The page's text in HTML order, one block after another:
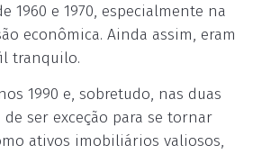
1960 e 1970, especialmente na
econômica. Ainda assim, eram
tranquilo.
1990 e, sobretudo, nas duas
ser exceção para se tornar
ativos imobiliários valiosos,